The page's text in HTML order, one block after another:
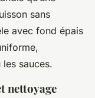
sans
avec fond épais
sauces.
nettoyage